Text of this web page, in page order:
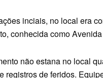
inciais, no local era
conhecida como
não estana no local
registros de feridos.